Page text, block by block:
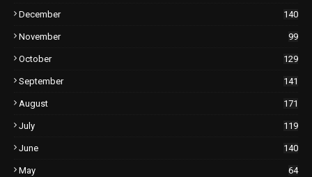
December 140
November 99
October 129
September 141
August 171
July 119
June 140
May 64